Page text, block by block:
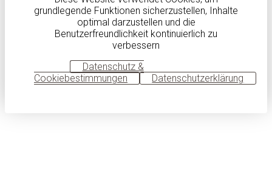
grundlegende Funktionen sicherzustellen, Inhalte
optimal darzustellen und die
Benutzerfreundlichkeit kontinuierlich zu
verbessern
Datenschutz &
Cookiebestimmungen
Datenschutzerklärung